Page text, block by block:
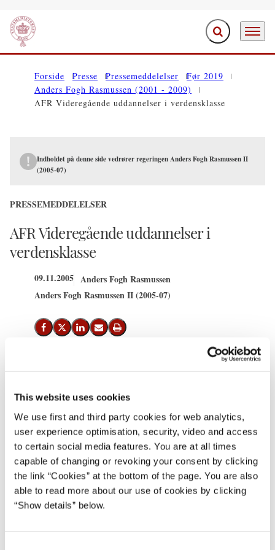
This website uses cookies
We use first and third party cookies for web analytics,
user experience optimisation, security, video and access
to certain social media features. You are at all times
capable of changing or revoking your consent by clicking
the link “Cookies” at the bottom of the page. You are also
able to read more about our use of cookies by clicking
“Show details” below.
Gå til forsiden Fold søgefelt ud
Menu
Forside Presse Pressemeddelelser
Før 2019
Anders Fogh Rasmussen (2001 - 2009)
AFR Videregående uddannelser i verdensklasse
Indholdet på denne side vedrører regeringen Anders Fogh Rasmussen II
(2005-07)
PRESSEMEDDELELSER
AFR Videregående uddannelser i
verdensklasse
09.11.2005 Anders Fogh Rasmussen
Anders Fogh Rasmussen II (2005-07)
Del på Facebook
Del på X (Twitter)
Del på LinkedIn
Send email
Print
november. Emnet for mødet er ”videregående uddannelser i
verdensklasse”.
Til brug for drøftelsen i Globaliseringsrådet har regeringen
udsendt debatoplægget ”Videregående uddannelser i
verdensklasse”. Debatoplægget ligger påwww.globalisering.dk.
På hjemmesiden ligger også dagsorden, baggrundsmateriale og
anden information om mødet i Globaliseringsrådet.